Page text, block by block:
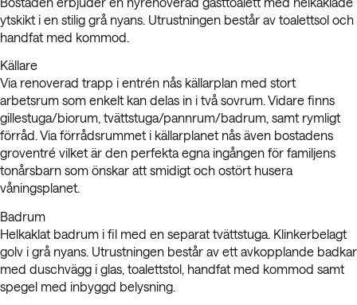
ytskikt i en stilig grå nyans. Utrustningen består av toalettsol och
handfat med kommod.
Källare
Via renoverad trapp i entrén nås källarplan med stort
arbetsrum som enkelt kan delas in i två sovrum. Vidare finns
gillestuga/biorum, tvättstuga/pannrum/badrum, samt rymligt
förråd. Via förrådsrummet i källarplanet nås även bostadens
groventré vilket är den perfekta egna ingången för familjens
tonårsbarn som önskar att smidigt och ostört husera
våningsplanet.
Badrum
Helkaklat badrum i fil med en separat tvättstuga. Klinkerbelagt
golv i grå nyans. Utrustningen består av ett avkopplande badkar
med duschvägg i glas, toalettstol, handfat med kommod samt
spegel med inbyggd belysning.